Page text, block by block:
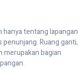
hanya tentang lapangan
Ruang ganti,
merupakan bagian